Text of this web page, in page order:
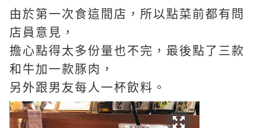
由於第一次食這間店，所以點菜前都有問
店員意見，
擔心點得太多份量也不完，最後點了三款
和牛加一款豚肉，
另外跟男友每人一杯飲料。